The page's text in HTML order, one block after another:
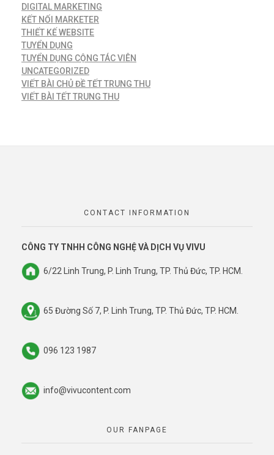
DIGITAL MARKETING
KẾT NỐI MARKETER
THIẾT KẾ WEBSITE
TUYỂN DỤNG
TUYỂN DỤNG CỘNG TÁC VIÊN
UNCATEGORIZED
VIẾT BÀI CHỦ ĐỀ TẾT TRUNG THU
VIẾT BÀI TẾT TRUNG THU
CONTACT INFORMATION
CÔNG TY TNHH CÔNG NGHỆ VÀ DỊCH VỤ VIVU
6/22 Linh Trung, P. Linh Trung, TP. Thủ Đức, TP. HCM.
65 Đường Số 7, P. Linh Trung, TP. Thủ Đức, TP. HCM.
096 123 1987
info@vivucontent.com
OUR FANPAGE